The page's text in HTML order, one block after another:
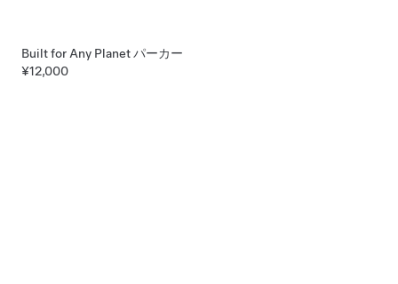
Built for Any Planet パーカー
¥12,000